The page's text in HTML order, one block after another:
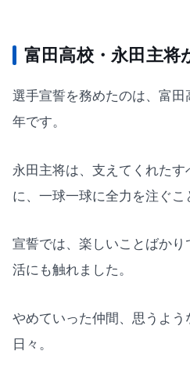
富田高校・永田主将
選手宣誓を務めたのは、富
年です。
永田主将は、支えてくれた
に、一球一球に全力を注ぐこ
宣誓では、楽しいことばか
活にも触れました。
やめていった仲間、思うよう
日々。